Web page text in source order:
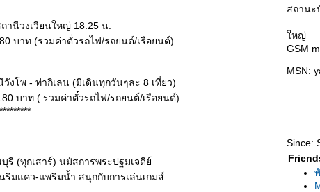
านีวงเวียนใหญ่ 18.25 น.
บาท (รวมค่าตั๋วรถไฟ/รถยนต์/เรือยนต์)
โพ - ท่ากิเลน (มีเดินทุกวันๆละ 8 เที่ยว)
บาท ( รวมค่าตั๋วรถไฟ/รถยนต์/เรือยนต์)
(ทุกเสาร์) นมัสการพระปฐมเจดีย์
มแคว-แพริมน้ำ สนุกกับการเล่นเกมส์
สถานะ
หญ่
GSM
MSN:
Since: